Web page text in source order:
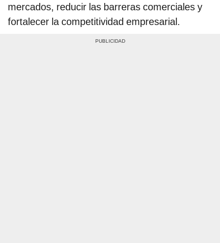
mercados, reducir las barreras comerciales y
fortalecer la competitividad empresarial.